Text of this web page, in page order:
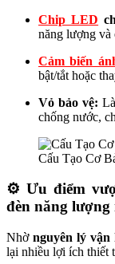
Chip LED
năng lượng và
Cảm biến
bật/tắt hoặc
Vỏ bảo vệ:
chống nước,
Cấu Tạo Cơ
⚙️Ưu điểm
đèn năng
Nhờ nguyên lý
lại nhiều lợi ích thiết